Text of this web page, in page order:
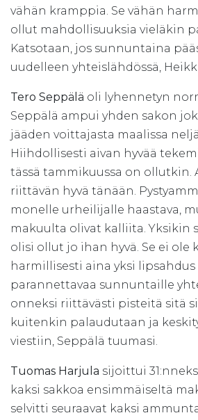
vähän kramppia. Se vähän
ollut mahdollisuuksia vieläkin
Katsotaan, jos sunnuntaina
uudelleen yhteislähdössä,
Tero Seppälä oli lyhennetyn
Seppälä ampui yhden sakon
jääden voittajasta maalissa
Hiihdollisesti aivan hyvää
tässä tammikuussa on ollutkin.
riittävän hyvä tänään.
monelle urheilijalle haastava,
makuulta olivat kalliita. Yksikin
olisi ollut jo ihan hyvä. Se ei ole
harmillisesti aina yksi lipsahdus
parannettavaa sunnuntaille
onneksi riittävästi pisteitä sitä
kuitenkin palaudutaan ja
viestiin, Seppälä tuumasi.
Tuomas Harjula sijoittui
kaksi sakkoa ensimmäiseltä
selvitti seuraavat kaksi